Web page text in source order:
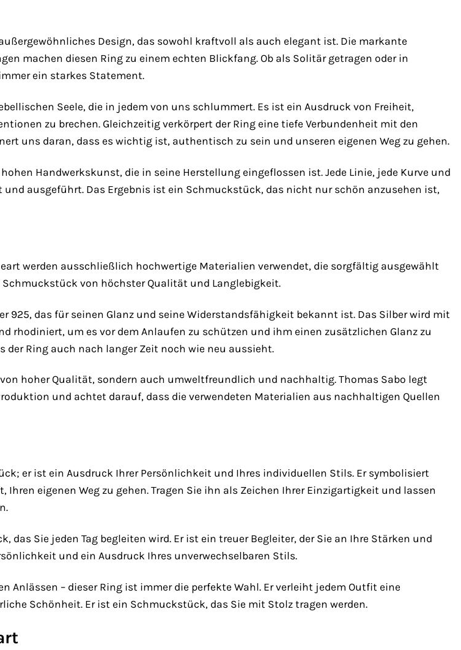
Design, das sowohl kraftvoll als auch elegant ist. Die markante
machen diesen Ring zu einem echten Blickfang. Ob als Solitär getragen oder in
ein starkes Statement.
Seele, die in jedem von uns schlummert. Es ist ein Ausdruck von Freiheit,
zu brechen. Gleichzeitig verkörpert der Ring eine tiefe Verbundenheit mit den
uns daran, dass es wichtig ist, authentisch zu sein und unseren eigenen Weg zu gehen.
Handwerkskunst, die in seine Herstellung eingeflossen ist. Jede Linie, jede Kurve und
und ausgeführt. Das Ergebnis ist ein Schmuckstück, das nicht nur schön anzusehen ist,
werden ausschließlich hochwertige Materialien verwendet, die sorgfältig ausgewählt
Schmuckstück von höchster Qualität und Langlebigkeit.
925, das für seinen Glanz und seine Widerstandsfähigkeit bekannt ist. Das Silber wird mit
rhodiniert, um es vor dem Anlaufen zu schützen und ihm einen zusätzlichen Glanz zu
der Ring auch nach langer Zeit noch wie neu aussieht.
hoher Qualität, sondern auch umweltfreundlich und nachhaltig. Thomas Sabo legt
und achtet darauf, dass die verwendeten Materialien aus nachhaltigen Quellen
er ist ein Ausdruck Ihrer Persönlichkeit und Ihres individuellen Stils. Er symbolisiert
eigenen Weg zu gehen. Tragen Sie ihn als Zeichen Ihrer Einzigartigkeit und lassen
das Sie jeden Tag begleiten wird. Er ist ein treuer Begleiter, der Sie an Ihre Stärken und
und ein Ausdruck Ihres unverwechselbaren Stils.
Anlässen – dieser Ring ist immer die perfekte Wahl. Er verleiht jedem Outfit eine
Schönheit. Er ist ein Schmuckstück, das Sie mit Stolz tragen werden.